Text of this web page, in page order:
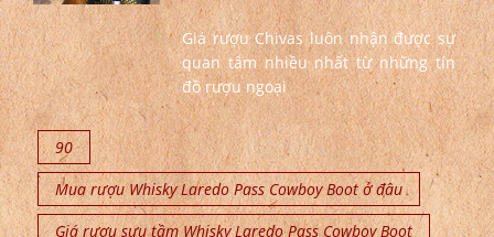
Giá rượu Chivas luôn nhận được sự
quan tâm nhiều nhất từ những tín
đồ rượu ngoại
90
Mua rượu Whisky Laredo Pass Cowboy Boot ở đâu
Giá rượu sưu tầm Whisky Laredo Pass Cowboy Boot